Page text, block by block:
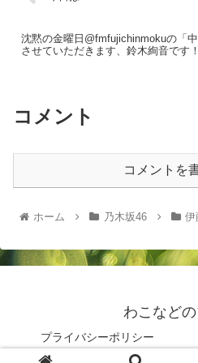
沈黙の金曜日@fmfujichinmokuの「
させていただきます、鈴木絢音です
コメント
コメントを
ホーム 乃木坂46 伊
わこなど
プライバシーポリシー